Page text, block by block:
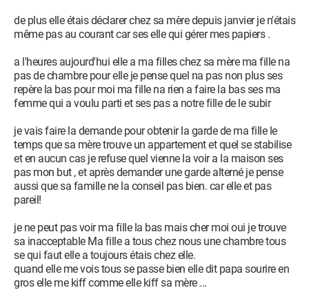
de plus elle étais déclarer chez sa mère depuis janvier je n'étais
même pas au courant car ses elle qui gérer mes papiers .
a l'heures aujourd'hui elle a ma filles chez sa mère ma fille na
pas de chambre pour elle je pense quel na pas non plus ses
repère la bas pour moi ma fille na rien a faire la bas ses ma
femme qui a voulu parti et ses pas a notre fille de le subir
je vais faire la demande pour obtenir la garde de ma fille le
temps que sa mère trouve un appartement et quel se stabilise
et en aucun cas je refuse quel vienne la voir a la maison ses
pas mon but , et après demander une garde alterné je pense
aussi que sa famille ne la conseil pas bien. car elle et pas
pareil!
je ne peut pas voir ma fille la bas mais cher moi oui je trouve
sa inacceptable Ma fille a tous chez nous une chambre tous
se qui faut elle a toujours étais chez elle.
quand elle me vois tous se passe bien elle dit papa sourire en
gros elle me kiff comme elle kiff sa mère ...